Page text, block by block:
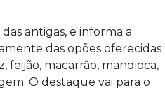
antigas, e informa a
das opões oferecidas
feijão, macarrão, mandioca,
O destaque vai para o